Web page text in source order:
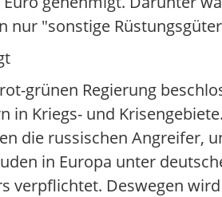
nur "sonstige
grünen Regierung
Kriegs- und
die russischen Angreifer,
in Europa unter
verpflichtet. Deswegen